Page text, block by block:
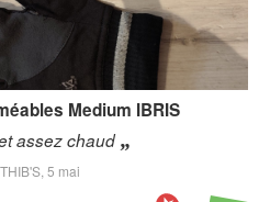
Medium IBRIS
assez chaud
THIB'S, 5 mai